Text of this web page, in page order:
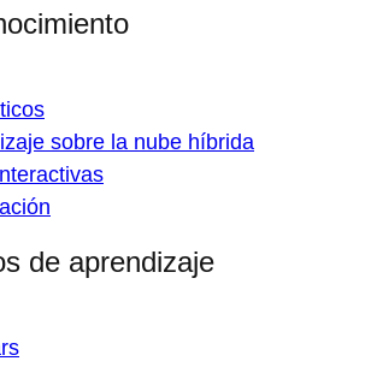
sobre la nube híbrida
de aprendizaje